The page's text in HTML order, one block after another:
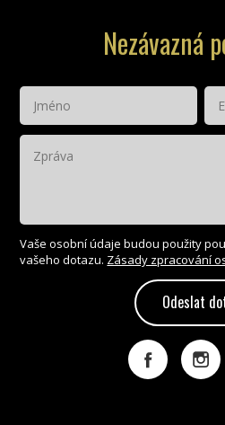
Nezávazná
Vaše osobní údaje budou použity
vašeho dotazu. Zásady zpracování
Odeslat